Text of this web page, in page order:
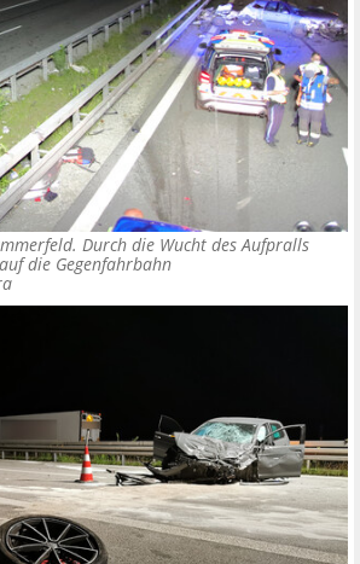
Durch die Wucht des Aufpralls
die Gegenfahrbahn